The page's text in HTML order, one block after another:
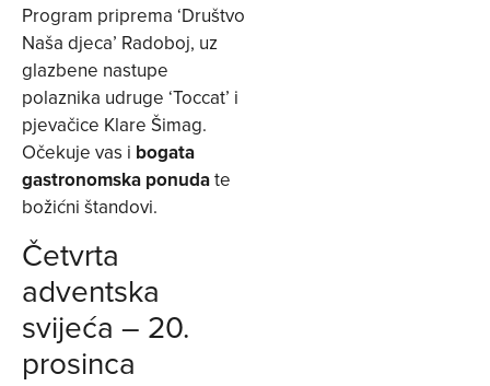
Program priprema ‘Društvo
Naša djeca’ Radoboj, uz
glazbene nastupe
polaznika udruge ‘Toccat’ i
pjevačice Klare Šimag.
Očekuje vas i bogata
gastronomska ponudate
božićni štandovi.
Četvrta
adventska
svijeća – 20.
prosinca